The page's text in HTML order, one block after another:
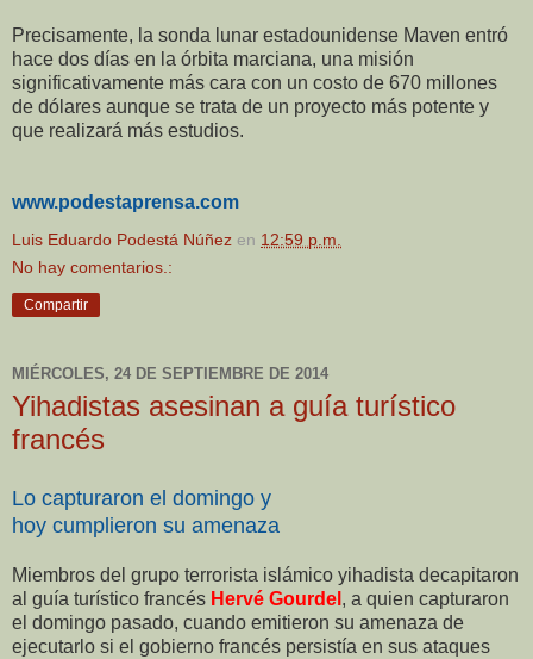
Precisamente, la sonda lunar estadounidense Maven entró
hace dos días en la órbita marciana, una misión
significativamente más cara con un costo de 670 millones
de dólares aunque se trata de un proyecto más potente y
que realizará más estudios.
www.podestaprensa.com
Luis Eduardo Podestá Núñez en 12:59 p.m.
No hay comentarios.:
Compartir
MIÉRCOLES, 24 DE SEPTIEMBRE DE 2014
Yihadistas asesinan a guía turístico
francés
Lo capturaron el domingo y
hoy cumplieron su amenaza
Miembros del grupo terrorista islámico yihadista decapitaron
al guía turístico francés Hervé Gourdel , a quien capturaron
el domingo pasado, cuando emitieron su amenaza de
ejecutarlo si el gobierno francés persistía en sus ataques